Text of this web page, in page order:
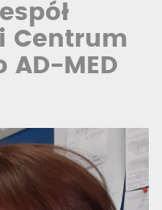
Centrum
AD-MED